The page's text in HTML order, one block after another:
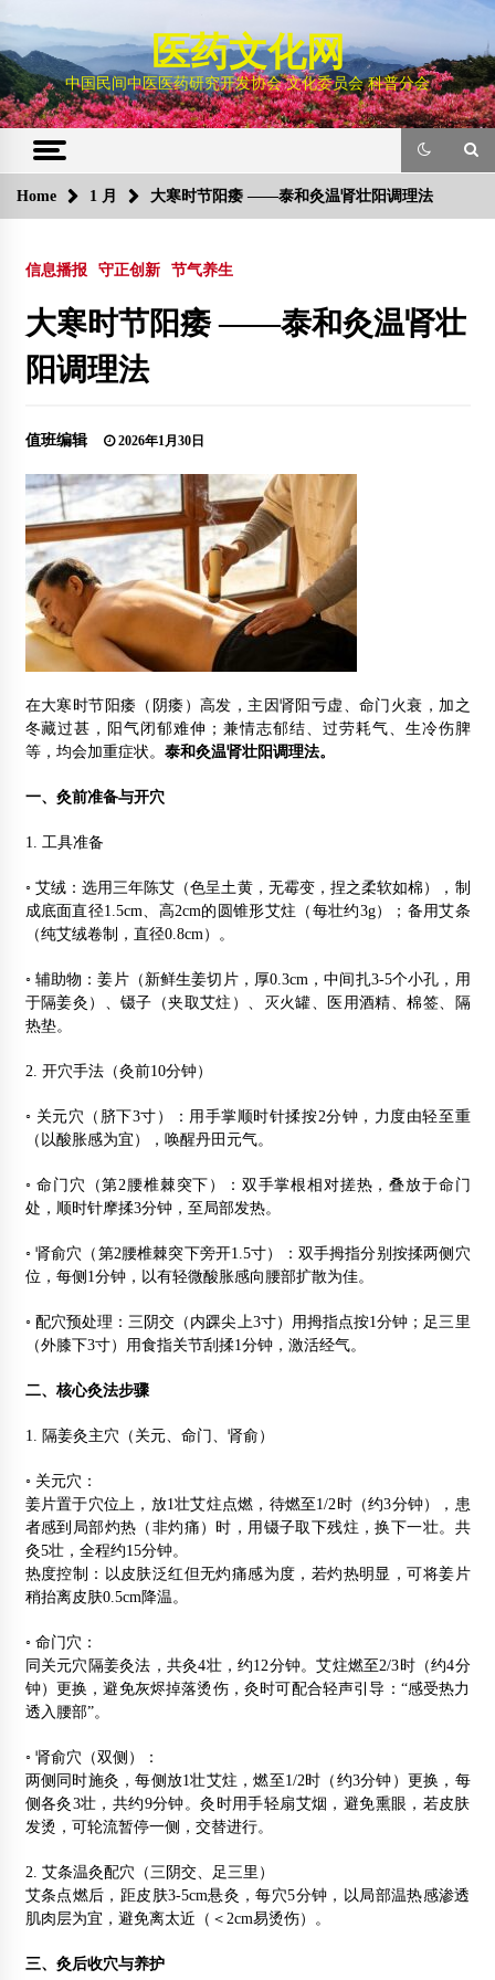
content
医药文化网
中国民间中医医药研究开发协会 文化委员会 科普分会
Home 1 月 大寒时节阳痿 ——泰和灸温肾壮阳调理法
信息播报 守正创新 节气养生
大寒时节阳痿 ——泰和灸温肾壮
阳调理法
值班编辑 2026年1月30日
在大寒时节阳痿（阴痿）高发，主因肾阳亏虚、命门火衰，加之
冬藏过甚，阳气闭郁难伸；兼情志郁结、过劳耗气、生冷伤脾
等，均会加重症状。 泰和灸温肾壮阳调理法。
一、灸前准备与开穴
1. 工具准备
◦ 艾绒：选用三年陈艾（色呈土黄，无霉变，捏之柔软如棉），制
成底面直径1.5cm、高2cm的圆锥形艾炷（每壮约3g）；备用艾条
（纯艾绒卷制，直径0.8cm）。
◦ 辅助物：姜片（新鲜生姜切片，厚0.3cm，中间扎3-5个小孔，用
于隔姜灸）、镊子（夹取艾炷）、灭火罐、医用酒精、棉签、隔
热垫。
2. 开穴手法（灸前10分钟）
◦ 关元穴（脐下3寸）：用手掌顺时针揉按2分钟，力度由轻至重
（以酸胀感为宜），唤醒丹田元气。
◦ 命门穴（第2腰椎棘突下）：双手掌根相对搓热，叠放于命门
处，顺时针摩揉3分钟，至局部发热。
◦ 肾俞穴（第2腰椎棘突下旁开1.5寸）：双手拇指分别按揉两侧穴
位，每侧1分钟，以有轻微酸胀感向腰部扩散为佳。
◦ 配穴预处理：三阴交（内踝尖上3寸）用拇指点按1分钟；足三里
（外膝下3寸）用食指关节刮揉1分钟，激活经气。
二、核心灸法步骤
1. 隔姜灸主穴（关元、命门、肾俞）
◦ 关元穴：
姜片置于穴位上，放1壮艾炷点燃，待燃至1/2时（约3分钟），患
者感到局部灼热（非灼痛）时，用镊子取下残炷，换下一壮。共
灸5壮，全程约15分钟。
热度控制：以皮肤泛红但无灼痛感为度，若灼热明显，可将姜片
稍抬离皮肤0.5cm降温。
◦ 命门穴：
同关元穴隔姜灸法，共灸4壮，约12分钟。艾炷燃至2/3时（约4分
钟）更换，避免灰烬掉落烫伤，灸时可配合轻声引导：“感受热力
透入腰部”。
◦ 肾俞穴（双侧）：
两侧同时施灸，每侧放1壮艾炷，燃至1/2时（约3分钟）更换，每
侧各灸3壮，共约9分钟。灸时用手轻扇艾烟，避免熏眼，若皮肤
发烫，可轮流暂停一侧，交替进行。
2. 艾条温灸配穴（三阴交、足三里）
艾条点燃后，距皮肤3-5cm悬灸，每穴5分钟，以局部温热感渗透
肌肉层为宜，避免离太近（＜2cm易烫伤）。
三、灸后收穴与养护